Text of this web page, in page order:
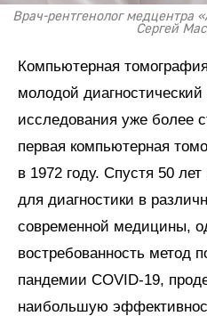
Врач-рентгенолог медцентра
Сергей
Компьютерная
молодой
исследования уже более
первая компьютерная
в 1972 году. Спустя 50
для диагностики в
современной медицины,
востребованность метод
пандемии COVID-19,
наибольшую